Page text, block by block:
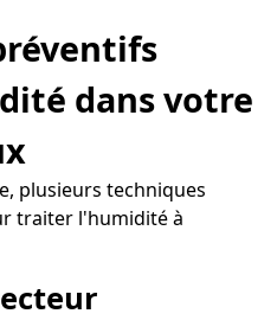
dans votre
plusieurs techniques
traiter l'humidité à